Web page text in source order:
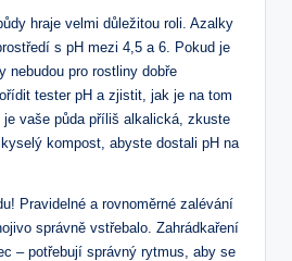
hraje velmi důležitou roli. Azalky
s pH mezi 4,5 a 6. Pokud je
nebudou pro rostliny dobře
tester ‍pH a⁣ zjistit, jak je na tom​
vaše půda příliš alkalická, zkuste
kompost, abyste dostali pH na
Pravidelné a rovnoměrné zalévání
správně vstřebalo.​ Zahrádkaření⁤
– potřebují správný‌ rytmus, aby​ se